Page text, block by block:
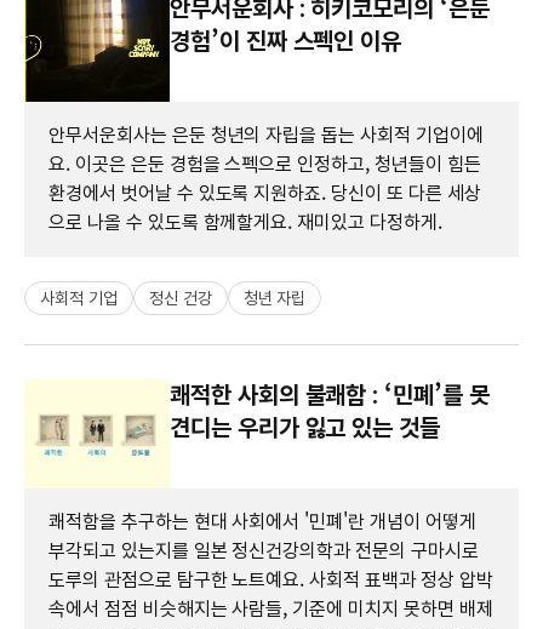
안무서운회사 : 히키코모리의 ‘은둔
경험’이 진짜 스펙인 이유
안무서운회사는 은둔 청년의 자립을 돕는 사회적 기업이에
요. 이곳은 은둔 경험을 스펙으로 인정하고, 청년들이 힘든
환경에서 벗어날 수 있도록 지원하죠. 당신이 또 다른 세상
으로 나올 수 있도록 함께할게요. 재미있고 다정하게.
사회적 기업 정신 건강 청년 자립
쾌적한 사회의 불쾌함 : ‘민폐’를 못
견디는 우리가 잃고 있는 것들
쾌적함을 추구하는 현대 사회에서 '민폐'란 개념이 어떻게
부각되고 있는지를 일본 정신건강의학과 전문의 구마시로
도루의 관점으로 탐구한 노트예요. 사회적 표백과 정상 압박
속에서 점점 비슷해지는 사람들, 기준에 미치지 못하면 배제